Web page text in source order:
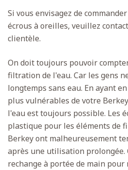
Si vous envisagez de
écrous à oreilles, veuillez
clientèle.
On doit toujours pouvoir
filtration de l'eau. Car les gens
longtemps sans eau. En ayant
plus vulnérables de votre
l'eau est toujours possible. Les
plastique pour les éléments de
Berkey ont malheureusement
après une utilisation prolongée.
rechange à portée de main